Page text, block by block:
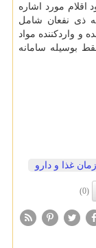
مورد اشاره
ذی نفعان شامل
و واردکننده مواد
بوسیله سامانه
غذا و دارو
(0)